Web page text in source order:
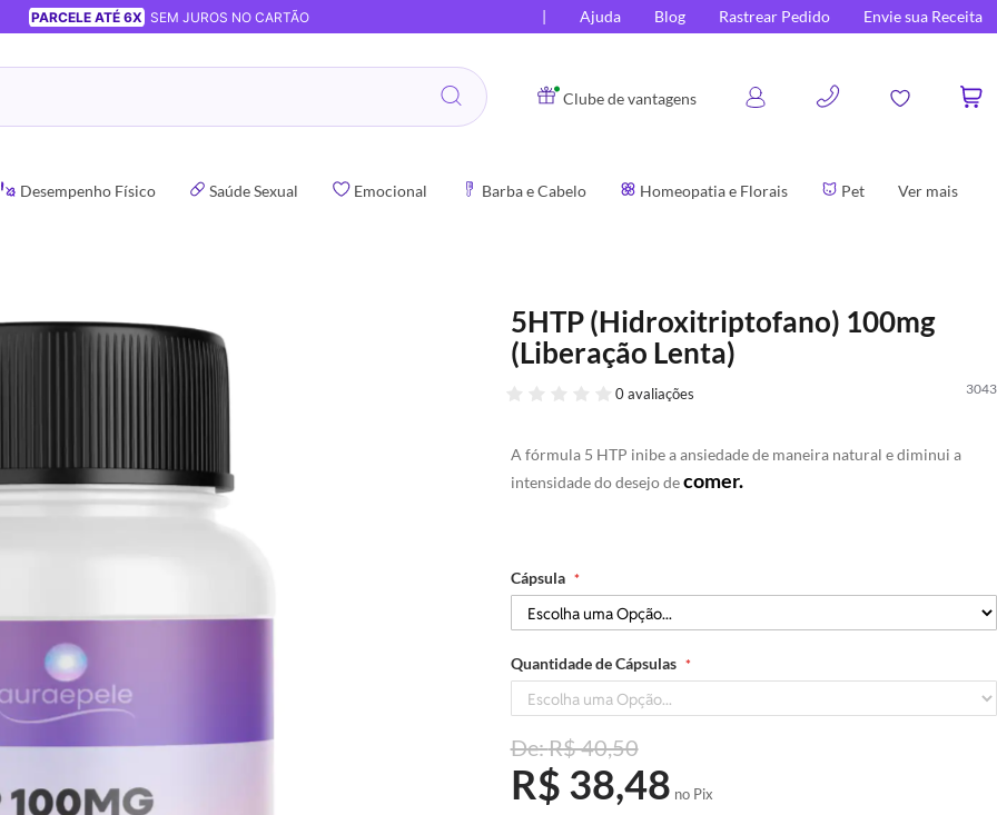
PARCELE ATÉ 6X SEM JUROS NO CARTÃO Ajuda Blog Rastrear Pedido Envie sua Receita
Clube de vantagens
0
Desempenho Físico Saúde Sexual Emocional Barba e Cabelo Homeopatia e Florais Pet Ver mais
5HTP (Hidroxitriptofano) 100mg
(Liberação Lenta)
3043
0 avaliações
A fórmula 5 HTP inibe a ansiedade de maneira natural e diminui a
intensidade do desejo decomer.
Cápsula
Quantidade de Cápsulas
R$ 40,50
R$ 38,48 no Pix